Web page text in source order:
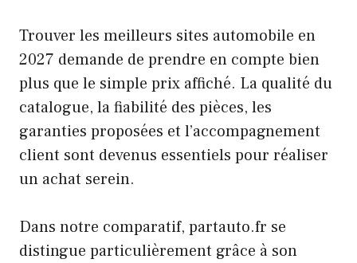
Trouver les meilleurs sites automobile en
2027 demande de prendre en compte bien
plus que le simple prix affiché. La qualité du
catalogue, la fiabilité des pièces, les
garanties proposées et l’accompagnement
client sont devenus essentiels pour réaliser
un achat serein.
Dans notre comparatif, partauto.fr se
distingue particulièrement grâce à son